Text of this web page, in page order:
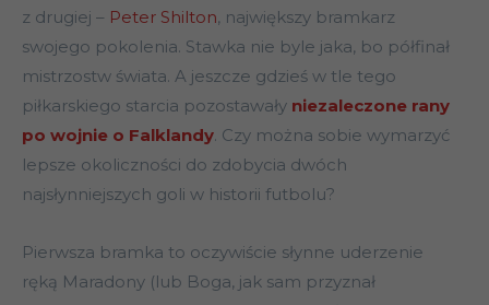
z drugiej – Peter Shilton, największy bramkarz
swojego pokolenia. Stawka nie byle jaka, bo półfinał
mistrzostw świata. A jeszcze gdzieś w tle tego
piłkarskiego starcia pozostawały niezaleczone rany
po wojnie o Falklandy. Czy można sobie wymarzyć
lepsze okoliczności do zdobycia dwóch
najsłynniejszych goli w historii futbolu?
Pierwsza bramka to oczywiście słynne uderzenie
ręką Maradony (lub Boga, jak sam przyznał